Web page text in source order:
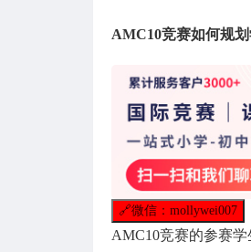
AMC10竞赛如何规划
🔗微信：mollywei007
AMC10竞赛的参赛